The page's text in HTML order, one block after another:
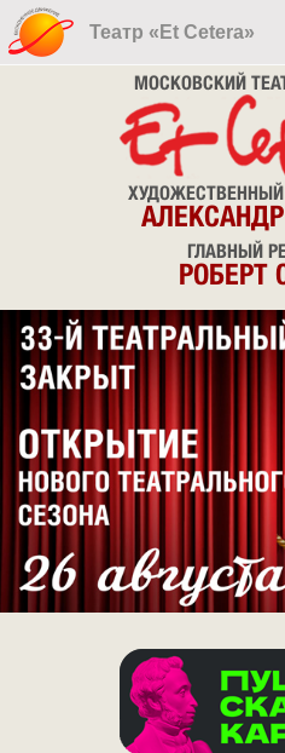
Театр «Et Cetera»
МОСКОВСКИЙ
ГЛАВНЫЙ
РОБЕРТ